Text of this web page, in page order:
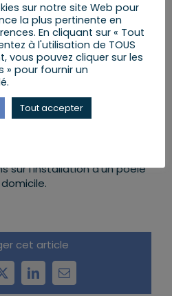
que l’investissement initial
terme grâce aux
la facture de chauffage.
faïence est une option
économique et
sur l’installation d’un poêle
cet article
X LinkedInEmail
sur notre site Web pour
la plus pertinente en
En cliquant sur « Tout
à l'utilisation de TOUS
vous pouvez cliquer sur les
» pour fournir un
Tout accepter